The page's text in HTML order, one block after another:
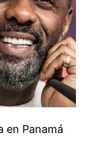
en Panamá